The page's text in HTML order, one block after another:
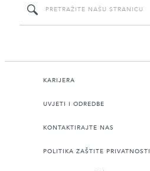
KARIJERA
UVJETI I ODREDBE
KONTAKTIRAJTE NAS
POLITIKA ZAŠTITE PRIVATNOSTI